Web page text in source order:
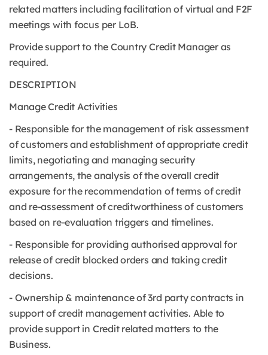
related matters including facilitation of virtual and F2F
meetings with focus per LoB.
Provide support to the Country Credit Manager as
required.
DESCRIPTION
Manage Credit Activities
- Responsible for the management of risk assessment
of customers and establishment of appropriate credit
limits, negotiating and managing security
arrangements, the analysis of the overall credit
exposure for the recommendation of terms of credit
and re-assessment of creditworthiness of customers
based on re-evaluation triggers and timelines.
- Responsible for providing authorised approval for
release of credit blocked orders and taking credit
decisions.
- Ownership & maintenance of 3rd party contracts in
support of credit management activities. Able to
provide support in Credit related matters to the
Business.